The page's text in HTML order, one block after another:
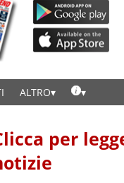
ALTRO
per